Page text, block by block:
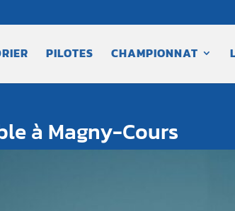
PILOTES CHAMPIONNAT
à Magny-Cours